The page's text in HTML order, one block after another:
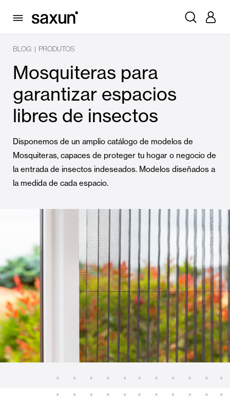
BLOG | PRODUTOS
Mosquiteras para
garantizar espacios
libres de insectos
Disponemos de un amplio catálogo de modelos de
Mosquiteras, capaces de proteger tu hogar o negocio de
la entrada de insectos indeseados. Modelos diseñados a
la medida de cada espacio.